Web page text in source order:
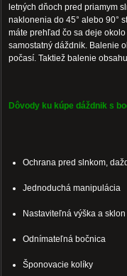
letných dňoch pred priamym
naklonenia do 45° alebo 90°
máte prehľad čo sa deje
samostatný dáždnik. Balenie
počasí. Taktiež balenie
Dôvody ku kúpe dáždnik s
Ochrana pred slnkom,
Jednoduchá manipulácia
Nastaviteľná výška a sklon
Odnímateľná bočnica
Šponovacie kolíky